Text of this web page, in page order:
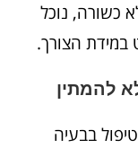
כשורה, נוכל
הצורך.
להמתין
בבעיה